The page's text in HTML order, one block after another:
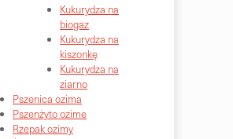
Kukurydza na
biogaz
Kukurydza na
kiszonkę
Kukurydza na
ziarno
Pszenica ozima
Pszenżyto ozime
Rzepak ozimy